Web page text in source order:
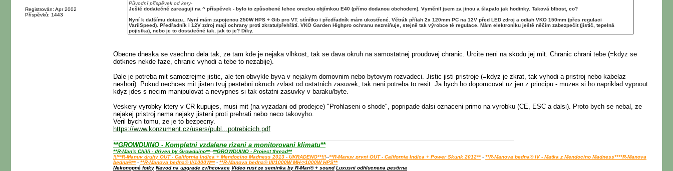
Registrován: Apr 2002
Příspěvků: 1443
Původní příspěvek od kery-
Ještě dodatečně zareaguji na ^ příspěvek - bylo to způsobené lehce orezlou objímkou E40 (přímo dodanou obchodem). Vyměnil jsem za jinou a šlapalo jak hodinky. Taková blbost, co?
Nyní k dalšímu dotazu.. Nyní mám zapojenou 250W HPS + Gib pro VT. stínítko i předřadník mám ukostřené. Větrák přítah 2x 120mm PC na 12V před LED zdroj a odtah VKO 150mm (přes regulaci
VariiSpeed). Předřadník i 12V zdroj mají ochrany proti zkratu/přehřátí. VKO Garden Highpro ochranu nezmiňuje, stejně tak výrobce té regulace. Mám elektroniku ještě něčím zabezpečit (jistič, tepelná
pojistka), nebo je to dostatečné tak, jak to je? Díky.
Obecne dneska se vsechno dela tak, ze tam kde je nejaka vlhkost, tak se dava okruh na samostatnej proudovej chranic. Urcite neni na skodu jej mit. Chranic chrani tebe (=kdyz se
dotknes nekde faze, chranic vyhodi a tebe to nezabije).
Dale je potreba mit samozrejme jistic, ale ten obvykle byva v nejakym domovnim nebo bytovym rozvadeci. Jistic jisti pristroje (=kdyz je zkrat, tak vyhodi a pristroj nebo kabelaz
neshori). Pokud nechces mit jisten tvuj pestebni okruch zvlast od ostatnich zasuvek, tak neni potreba to resit. Ja bych ho doporucoval uz jen z principu - muzes si ho napriklad vypnout
kdyz jdes s necim manipulovat a nevypnes si tak ostatni zasuvky v baraku/byte.
Veskery vyrobky ktery v CR kupujes, musi mit (na vyzadani od prodejce) "Prohlaseni o shode", popripade dalsi oznaceni primo na vyrobku (CE, ESC a dalsi). Proto bych se nebal, ze
nejakej pristroj nema nejaky jisteni proti prehrati nebo neco takovyho.
Veril bych tomu, ze je to bezpecny.
https://www.konzument.cz/users/publ...potrebicich.pdf
**GROWDUINO - Kompletni vzdalene rizeni a monitorovani klimatu**
**R-Man's Chilli - driven by Growduino**--**GROWDUINO - Project thread**
!!!**R-Manuv druhy OUT - California Indica + Mendocino Madness 2013 - UKRADENO**!!!--**R-Manuv prvni OUT - California Indica + Power Skunk 2012**- **R-Manova bedna® IV - Matka z Mendocino Madness****R-Manova
bedna®**- **R-Manova bedna® II/1000W**- **R-Manova bedna® III/1000W MH->1000W HPS**
Nekonopné fotky Navod na upgrade zvlhcovace Video rust ze seminka by R-Man® + sound Luxusni odhlucnena pestirna